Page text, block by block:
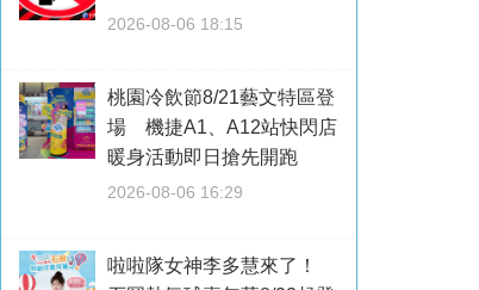
2026-08-06 18:15
桃園冷飲節8/21藝文特區登
場 機捷A1、A12站快閃店
暖身活動即日搶先開跑
2026-08-06 16:29
啦啦隊女神李多慧來了！